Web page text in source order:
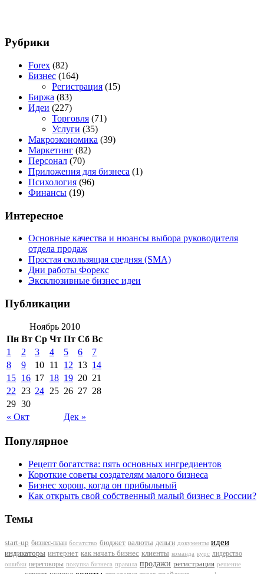
Рубрики
Forex (82)
Бизнес (164)
Регистрация (15)
Биржа (83)
Идеи (227)
Торговля (71)
Услуги (35)
Макроэкономика (39)
Маркетинг (82)
Персонал (70)
Приложения для бизнеса (1)
Психология (96)
Финансы (19)
Интересное
Основные качества и нюансы выбора руководителя
отдела продаж
Простая скользящая средняя (SMA)
Дни работы Форекс
Эксклюзивные бизнес идеи
Публикации
Ноябрь 2010
Пн Вт Ср Чт Пт Сб Вс
« Окт Дек »
1 2 3 4 5 6
7
8
9 10 11 12 13 14
15 16 17 18 19 20 21
22
23 24 25 26 27 28
29 30
Популярное
Рецепт богатства: пять основных ингредиентов
Короткие советы создателям малого бизнеса
Бизнес хорош, когда он прибыльный
Как открыть свой собственный малый бизнес в России?
Темы
start-up бизнес-план богатство бюджет валюты деньги документы идеи
индикаторы интернет как начать бизнес клиенты команда курс лидерство
ошибки переговоры покупка бизнеса правила продажи регистрация решение